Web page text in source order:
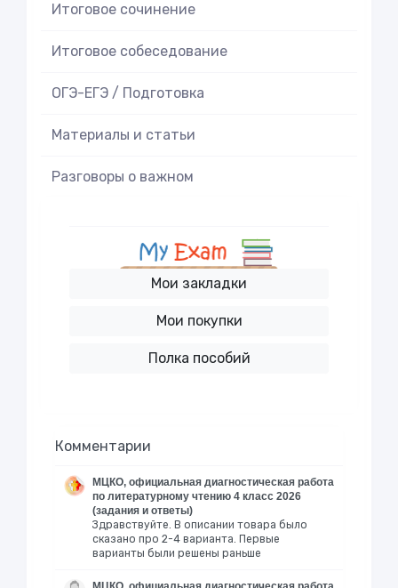
Итоговое cочинение
Итоговое cобеседование
ОГЭ-ЕГЭ / Подготовка
Материалы и статьи
Разговоры о важном
Мои закладки
Мои покупки
Полка пособий
Комментарии
МЦКО, официальная диагностическая работа
по литературному чтению 4 класс 2026
(задания и ответы)
Здравствуйте. В описании товара было
сказано про 2-4 варианта. Первые
варианты были решены раньше